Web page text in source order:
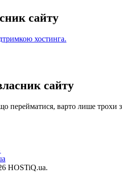
сайту
хостинга.
сайту
перейматися, варто лише трохи
HOSTiQ.ua.